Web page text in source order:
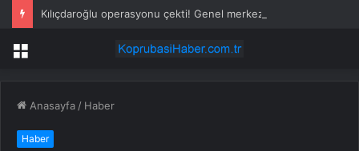
Menü
Anasayfa / Haber
Haber